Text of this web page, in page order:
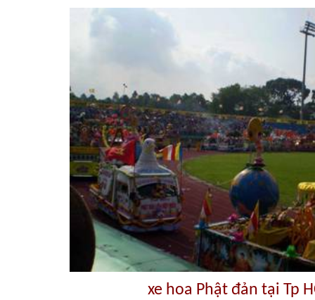
xe hoa Phật đản tại Tp